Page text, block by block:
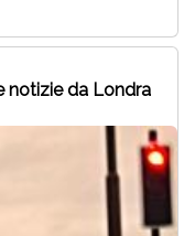
notizie da Londra